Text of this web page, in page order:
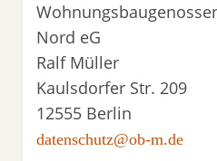
Nord eG
Ralf Müller
Kaulsdorfer Str. 209
12555 Berlin
datenschutz@ob-m.de